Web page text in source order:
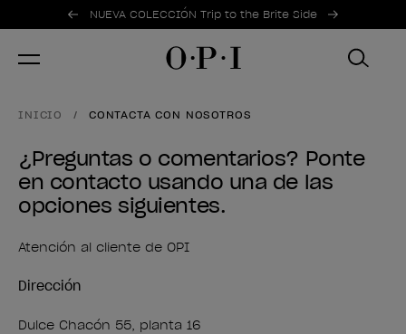
Ofertas promocionales
NUEVA COLECCIÓN Trip to the Brite Side
Item 1 of 2
INICIO CONTACTA CON NOSOTROS
¿Preguntas o comentarios? Ponte
en contacto usando una de las
opciones siguientes.
Atención al cliente de OPI
Dirección
Dulce Chacón 55, planta 16